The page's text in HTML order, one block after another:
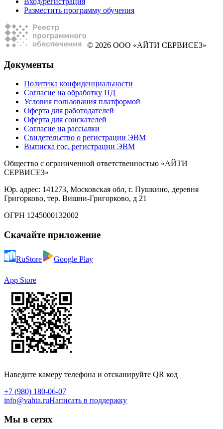
Разместить программу обучения
© 2026 ООО «АЙТИ СЕРВИСЕЗ»
Документы
Политика конфиденциальности
Согласие на обработку ПД
Условия пользования платформой
Оферта для работодателей
Оферта для соискателей
Согласие на рассылки
Свидетельство о регистрации ЭВМ
Выписка гос. регистрации ЭВМ
Общество с ограниченной ответственностью «АЙТИ
СЕРВИСЕЗ»
Юр. адрес: 141273, Московская обл, г. Пушкино, деревня
Григорково, тер. Вишни-Григорково, д 21
ОГРН 1245000132002
Скачайте приложение
RuStore Google Play
App Store
Наведите камеру телефона и отсканируйте QR код
+7 (980) 180-06-07
info@vahta.ruНаписать в поддержку
Мы в сетях